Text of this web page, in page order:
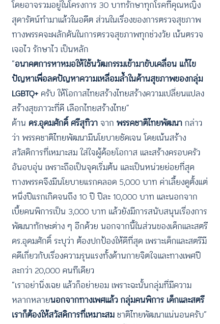
โดยอาจรวมอยู่ในโครงการ 30 บาทรักษาทุกโรคที่คุณหญิง
สุดารัตน์ทำมาแล้วในอดีต ส่วนในเรื่องของการตรวจสุขภาพ
ทางพรรคจะผลักดันในการตรวจสุขภาพทุกช่วงวัย เน้นตรวจ
เจอไว รักษาไว เป็นหลัก
“อนาคตการหาหมอให้ใช้นวัฒกรรมเข้ามาขับเคลื่อน แก้ไข
ปัญหาเพื่อลดปัญหาความเหลื่อมล้ำในด้านสุขภาพของกลุ่ม
LGBTQ+ ครับ ให้โอกาสไทยสร้างไทยสร้างความเปลี่ยนแปลง
สร้างสุขภาวะที่ดี เลือกไทยสร้างไทย”
ด้าน ดร.อุดมศักดิ์ ศรีสุทิวา จาก พรรคชาติไทยพัฒนากล่าว
ว่า พรรคชาติไทยพัฒนามีนโยบายชัดเจน โดยเน้นสร้าง
สวัสดิการที่เหมาะสม ใส่ใจผู้ด้อยโอกาส และสร้างครอบครัว
อันอบอุ่น เพราะถือเป็นจุดเริ่มต้น และเป็นหน่วยย่อยที่สุด
ทางพรรคจึงมีนโยบายแรกคลอด 5,000 บาท ค่าเลี้ยงดูตั้งแต่
หนึ่งปีแรกเกิดจนถึง 10 ปี ปีละ 10,000 บาท และนอกจาก
เบี้ยคนพิการเป็น 3,000 บาท แล้วยังมีการสนับสนุนเรื่องการ
พัฒนาทักษะต่าง ๆ อีกด้วย นอกจากนี้ในส่วนของเด็กและสตรี
ดร.อุดมศักดิ์ ระบุว่า ต้องปกป้องให้ดีที่สุด เพราะเด็กและสตรีมี
คดีเกี่ยวกับเรื่องความรุนแรงทั้งด้านกายจิตใจและทางเพศปี
ละกว่า 20,000 คนทีเดียว
“เราอย่านิ่งเฉย แล้วก็อย่ายอม เพราะฉะนั้นกลุ่มที่มีความ
หลากหลายนอกจากทางเพศแล้ว กลุ่มคนพิการ เด็กและสตรี
เราก็ต้องให้สวัสดิการที่เหมาะสม ชาติไทยพัฒนาแน่นอนครับ”